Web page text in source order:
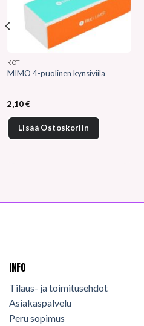
KOTI
MIMO 4-puolinen kynsiviila
2,10€
Lisää Ostoskoriin
INFO
Tilaus- ja toimitusehdot
Asiakaspalvelu
Peru sopimus